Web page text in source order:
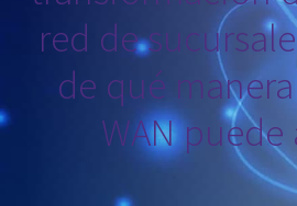
red de
de qué
WAN